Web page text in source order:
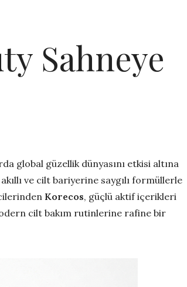
Sahneye
global güzellik dünyasını etkisi altına
ve cilt bariyerine saygılı formüllerle
Korecos, güçlü aktif içerikleri
cilt bakım rutinlerine rafine bir